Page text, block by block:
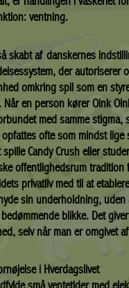
ventning.
skabt af danskernes
der autoriserer
omkring spil som en
en person kører Oink
med samme stigma,
ofte som mindst lige
Candy Crush eller
offentlighedsrum tradition
privatliv med til at
sin underholdning, uden
blikke. Det
selv når man er omgivet
i Hverdagslivet